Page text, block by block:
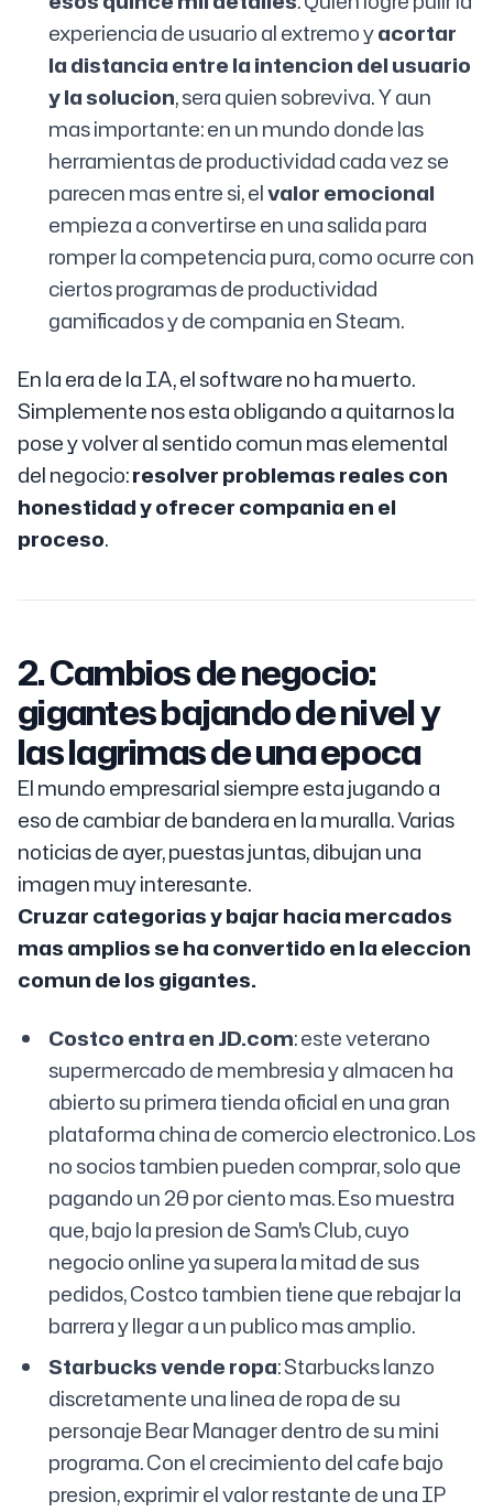
experiencia de usuario al extremo yacortar
la distancia entre la intencion del usuario
y la solucion, sera quien sobreviva. Y aun
mas importante: en un mundo donde las
herramientas de productividad cada vez se
parecen mas entre si, elvalor emocional
empieza a convertirse en una salida para
romper la competencia pura, como ocurre con
ciertos programas de productividad
gamificados y de compania en Steam.
En la era de la IA, el software no ha muerto.
Simplemente nos esta obligando a quitarnos la
pose y volver al sentido comun mas elemental
del negocio:resolver problemas reales con
honestidad y ofrecer compania en el
proceso.
2. Cambios de negocio:
gigantes bajando de nivel y
las lagrimas de una epoca
El mundo empresarial siempre esta jugando a
eso de cambiar de bandera en la muralla. Varias
noticias de ayer, puestas juntas, dibujan una
imagen muy interesante.
Cruzar categorias y bajar hacia mercados
mas amplios se ha convertido en la eleccion
comun de los gigantes.
Costco entra en JD.com: este veterano
supermercado de membresia y almacen ha
abierto su primera tienda oficial en una gran
plataforma china de comercio electronico. Los
no socios tambien pueden comprar, solo que
pagando un 20 por ciento mas. Eso muestra
que, bajo la presion de Sam's Club, cuyo
negocio online ya supera la mitad de sus
pedidos, Costco tambien tiene que rebajar la
barrera y llegar a un publico mas amplio.
Starbucks vende ropa: Starbucks lanzo
discretamente una linea de ropa de su
personaje Bear Manager dentro de su mini
programa. Con el crecimiento del cafe bajo
presion, exprimir el valor restante de una IP